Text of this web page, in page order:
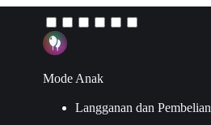
Mode Anak
Langganan dan Pembelian